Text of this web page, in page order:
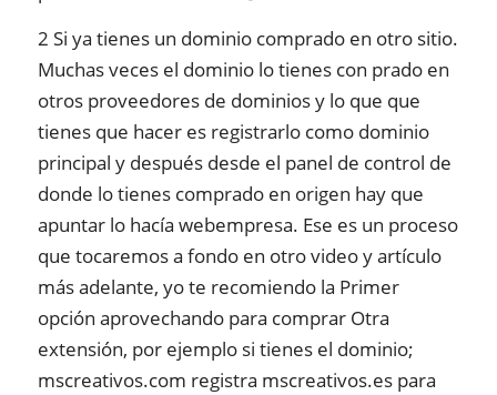
2 Si ya tienes un dominio comprado en otro sitio.
Muchas veces el dominio lo tienes con prado en
otros proveedores de dominios y lo que que
tienes que hacer es registrarlo como dominio
principal y después desde el panel de control de
donde lo tienes comprado en origen hay que
apuntar lo hacía webempresa. Ese es un proceso
que tocaremos a fondo en otro video y artículo
más adelante, yo te recomiendo la Primer
opción aprovechando para comprar Otra
extensión, por ejemplo si tienes el dominio;
mscreativos.com registra mscreativos.es para